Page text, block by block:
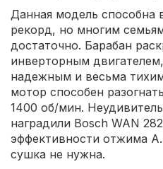
Данная модель способна
рекорд, но многим
достаточно. Барабан
инверторным
надежным и весьма
мотор способен
1400 об/мин.
наградили Bosch WAN
эффективности отжима
сушка не нужна.